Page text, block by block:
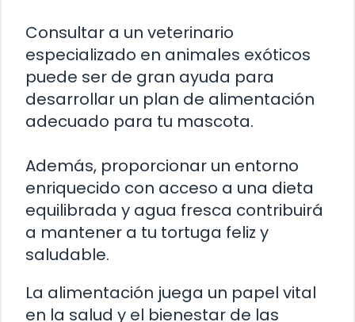
Consultar a un veterinario
especializado en animales exóticos
puede ser de gran ayuda para
desarrollar un plan de alimentación
adecuado para tu mascota.
Además, proporcionar un entorno
enriquecido con acceso a una dieta
equilibrada y agua fresca contribuirá
a mantener a tu tortuga feliz y
saludable.
La alimentación juega un papel vital
en la salud y el bienestar de las